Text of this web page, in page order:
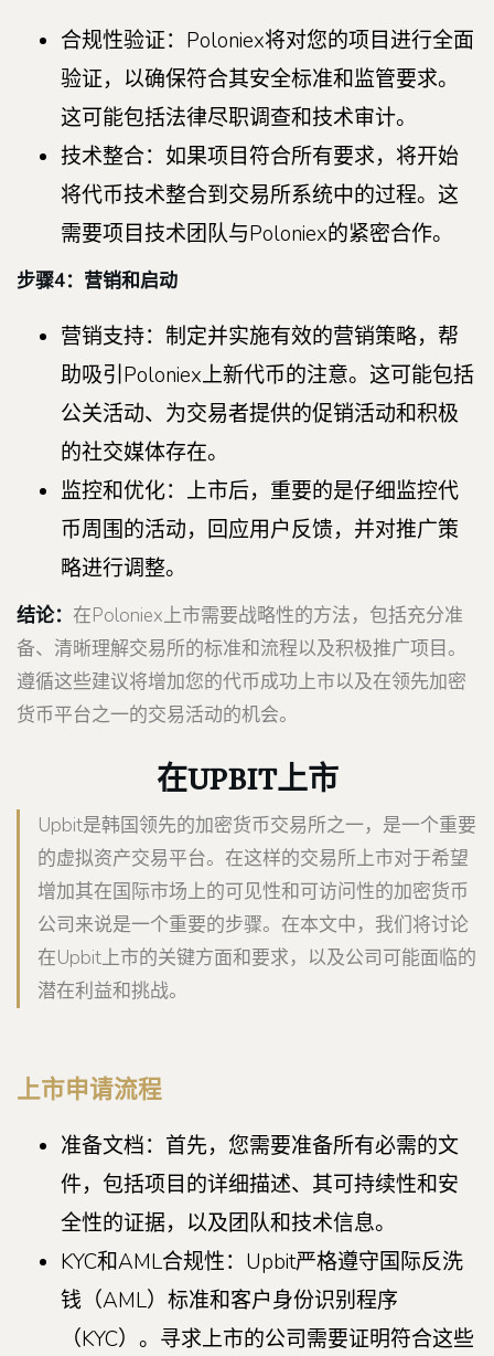
合规性验证：Poloniex将对您的项目进行全面
验证，以确保符合其安全标准和监管要求。
这可能包括法律尽职调查和技术审计。
技术整合：如果项目符合所有要求，将开始
将代币技术整合到交易所系统中的过程。这
需要项目技术团队与Poloniex的紧密合作。
步骤4：营销和启动
营销支持：制定并实施有效的营销策略，帮
助吸引Poloniex上新代币的注意。这可能包括
公关活动、为交易者提供的促销活动和积极
的社交媒体存在。
监控和优化：上市后，重要的是仔细监控代
币周围的活动，回应用户反馈，并对推广策
略进行调整。
结论： 在Poloniex上市需要战略性的方法，包括充分准
备、清晰理解交易所的标准和流程以及积极推广项目。
遵循这些建议将增加您的代币成功上市以及在领先加密
货币平台之一的交易活动的机会。
在UPBIT上市
Upbit是韩国领先的加密货币交易所之一，是一个重要
的虚拟资产交易平台。在这样的交易所上市对于希望
增加其在国际市场上的可见性和可访问性的加密货币
公司来说是一个重要的步骤。在本文中，我们将讨论
在Upbit上市的关键方面和要求，以及公司可能面临的
潜在利益和挑战。
上市申请流程
准备文档：首先，您需要准备所有必需的文
件，包括项目的详细描述、其可持续性和安
全性的证据，以及团队和技术信息。
KYC和AML合规性：Upbit严格遵守国际反洗
钱（AML）标准和客户身份识别程序
（KYC）。寻求上市的公司需要证明符合这些